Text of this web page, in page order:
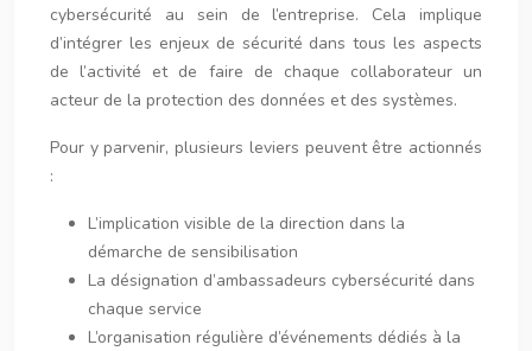
cybersécurité au sein de l’entreprise. Cela implique
d’intégrer les enjeux de sécurité dans tous les aspects
de l’activité et de faire de chaque collaborateur un
acteur de la protection des données et des systèmes.
Pour y parvenir, plusieurs leviers peuvent être actionnés
:
L’implication visible de la direction dans la
démarche de sensibilisation
La désignation d’ambassadeurs cybersécurité dans
chaque service
L’organisation régulière d’événements dédiés à la